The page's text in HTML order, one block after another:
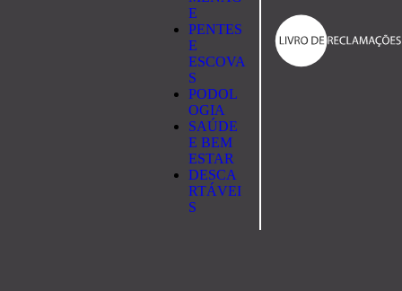
E
PENTES
E
ESCOVA
S
PODOL
OGIA
SAÚDE
E BEM
ESTAR
DESCA
RTÁVEI
S